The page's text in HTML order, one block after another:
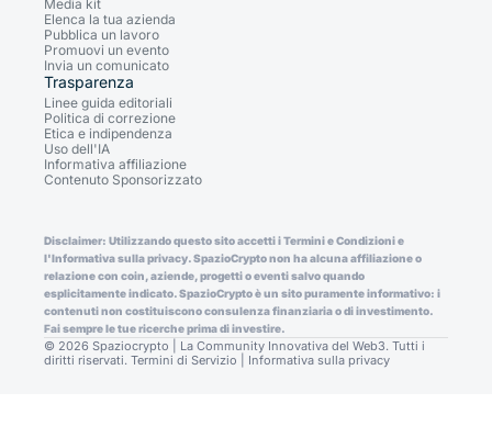
Media kit
Elenca la tua azienda
Pubblica un lavoro
Promuovi un evento
Invia un comunicato
Trasparenza
Linee guida editoriali
Politica di correzione
Etica e indipendenza
Uso dell'IA
Informativa affiliazione
Contenuto Sponsorizzato
Disclaimer: Utilizzando questo sito accetti i Termini e Condizioni e
l'Informativa sulla privacy. SpazioCrypto non ha alcuna affiliazione o
relazione con coin, aziende, progetti o eventi salvo quando
esplicitamente indicato. SpazioCrypto è un sito puramente informativo: i
contenuti non costituiscono consulenza finanziaria o di investimento.
Fai sempre le tue ricerche prima di investire.
© 2026 Spaziocrypto | La Community Innovativa del Web3. Tutti i
diritti riservati. Termini di Servizio Informativa sulla privacy